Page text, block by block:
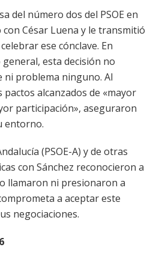
del número dos del PSOE en
con César Luena y le transmitió
ese cónclave. En
esta decisión no
ni problema ninguno. Al
alcanzados de «mayor
participación», aseguraron
entorno.
(PSOE-A) y de otras
con Sánchez reconocieron a
llamaron ni presionaron a
a aceptar este
negociaciones.